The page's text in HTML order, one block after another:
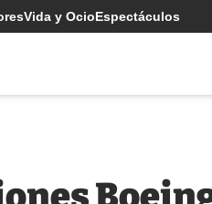
Vida y OcioEspectáculos